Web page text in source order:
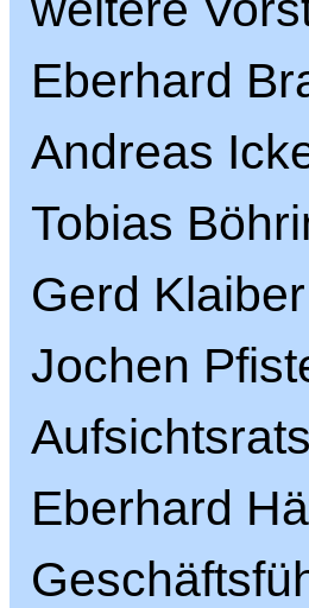
Eberhard
Andreas
Tobias
Gerd
Jochen
Eberhard